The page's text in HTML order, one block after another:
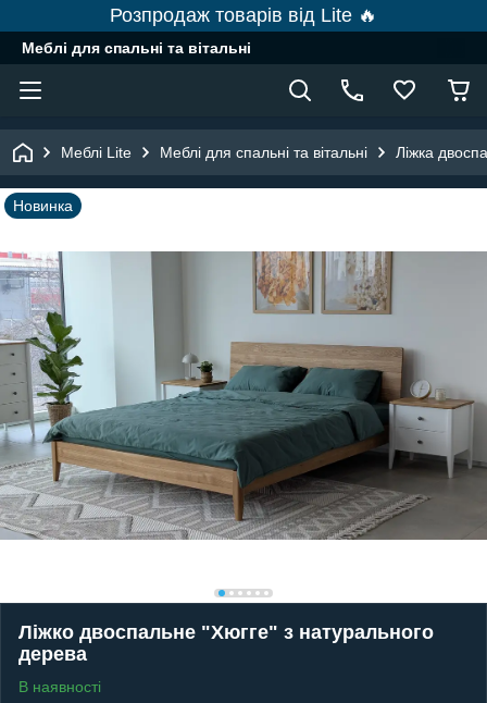
Розпродаж товарів від Lite 🔥
Меблі для спальні та вітальні
Меблі Lite Меблі для спальні та вітальні Ліжка
Новинка
Ліжко двоспальне "Хюгге" з натурального
дерева
В наявності